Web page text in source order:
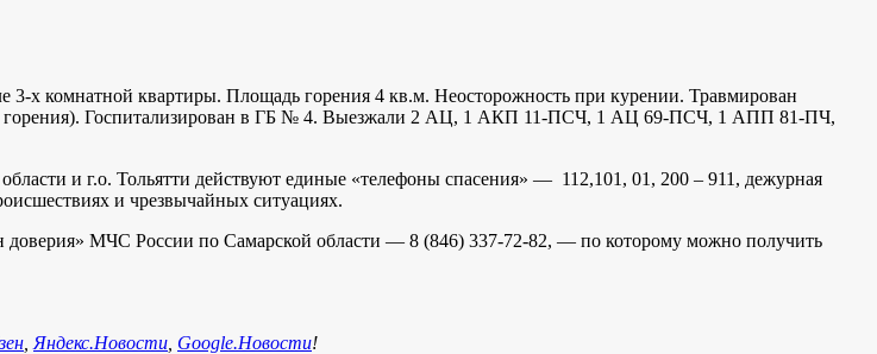
х комнатной квартиры. Площадь горения 4 кв.м. Неосторожность при курении. Травмирован
горения). Госпитализирован в ГБ № 4. Выезжали 2 АЦ, 1 АКП 11-ПСЧ, 1 АЦ 69-ПСЧ, 1 АПП 81-ПЧ,
и г.о. Тольятти действуют единые «телефоны спасения» — 112,101, 01, 200 – 911, дежурная
и чрезвычайных ситуациях.
доверия» МЧС России по Самарской области — 8 (846) 337-72-82, — по которому можно получить
Яндекс.Новости Google.Новости!